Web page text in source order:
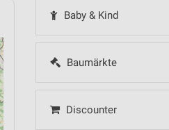
Baby & Kind
Baumärkte
Discounter